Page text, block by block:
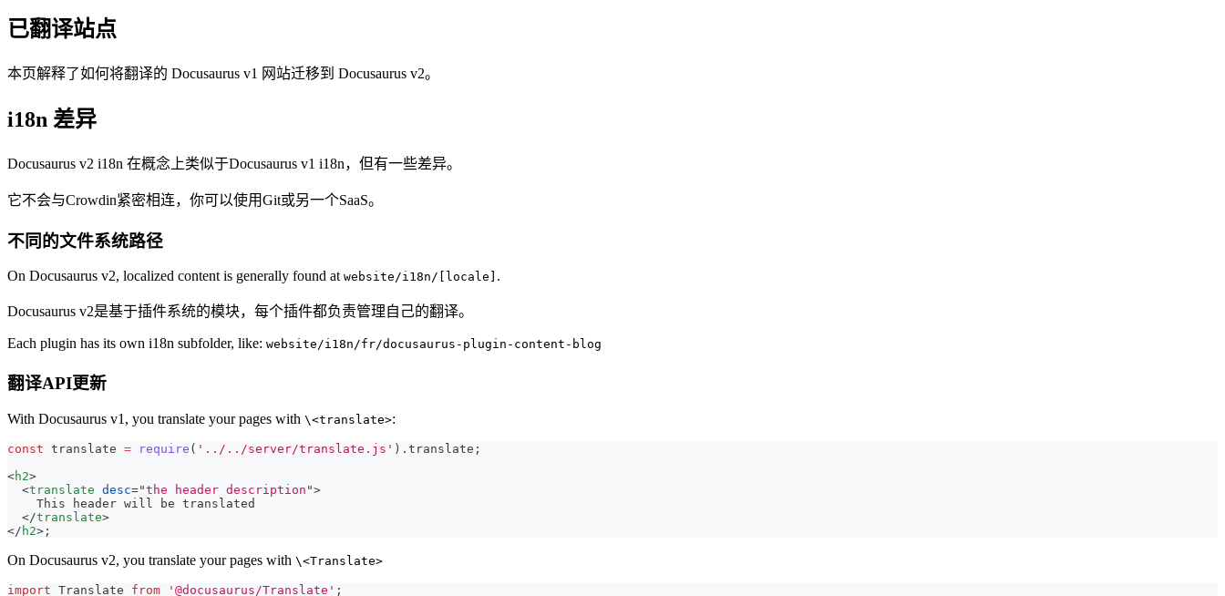
已翻译站点
本页解释了如何将翻译的 Docusaurus v1 网站迁移到 Docusaurus v2。
i18n 差异
Docusaurus v2 i18n 在概念上类似于Docusaurus v1 i18n，但有一些差异。
它不会与Crowdin紧密相连，你可以使用Git或另一个SaaS。
不同的文件系统路径
On Docusaurus v2, localized content is generally found at website/i18n/[locale] .
Docusaurus v2是基于插件系统的模块，每个插件都负责管理自己的翻译。
Each plugin has its own i18n subfolder, like: website/i18n/fr/docusaurus-plugin-content-blog
翻译API更新
With Docusaurus v1, you translate your pages with \<translate>:
const translate = require ( '../../server/translate.js' ) . translate ;
<h2>
<translate desc="the header description ">
    This header will be translated
</translate>
</ h2> ;
On Docusaurus v2, you translate your pages with \<Translate>
import Translate from '@docusaurus/Translate' ;